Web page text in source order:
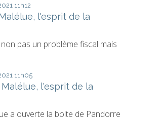
11h12
l'esprit de la
pas un problème fiscal mais
11h05
Malélue, l'esprit de la
a ouverte la boite de Pandorre